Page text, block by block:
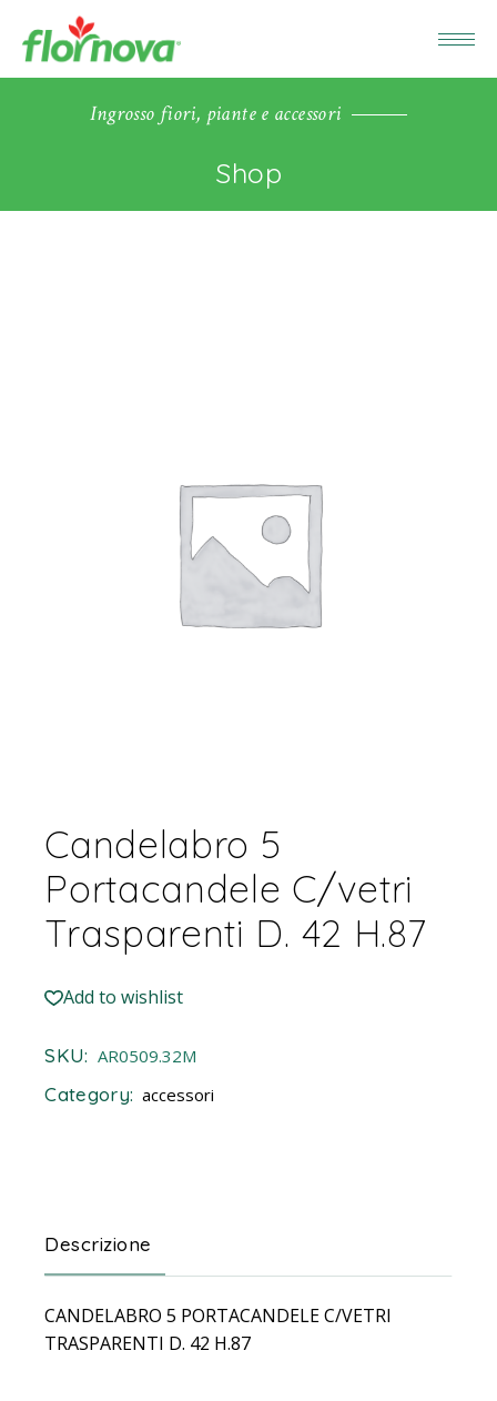
Ingrosso fiori, piante e accessori
Shop
Candelabro 5
Portacandele C/vetri
Trasparenti D. 42 H.87
Add to wishlist
SKU: AR0509.32M
Category: accessori
Descrizione
CANDELABRO 5 PORTACANDELE C/VETRI
TRASPARENTI D. 42 H.87